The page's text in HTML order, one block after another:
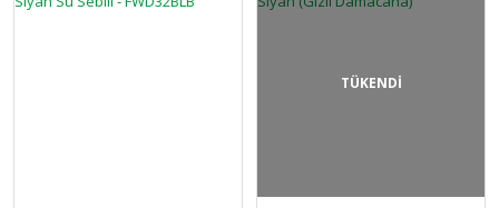
TÜKENDİ